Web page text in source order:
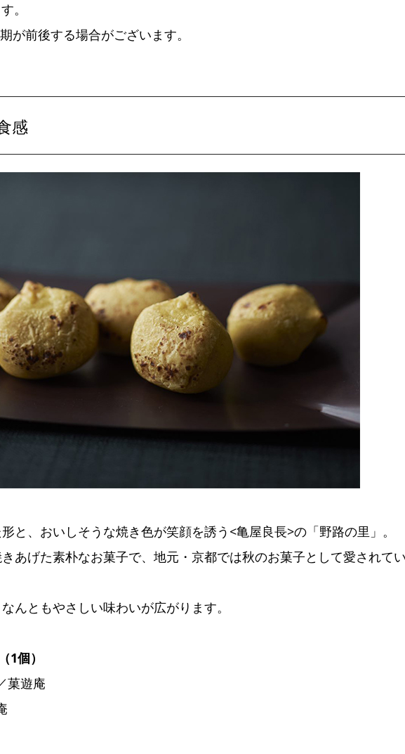
。
前後する場合がございます。
感
と、おいしそうな焼き色が笑顔を誘う<亀屋良長>の「野路の里」。
あげた素朴なお菓子で、地元・京都では秋のお菓子として愛されて
んともやさしい味わいが広がります。
個）
菓遊庵